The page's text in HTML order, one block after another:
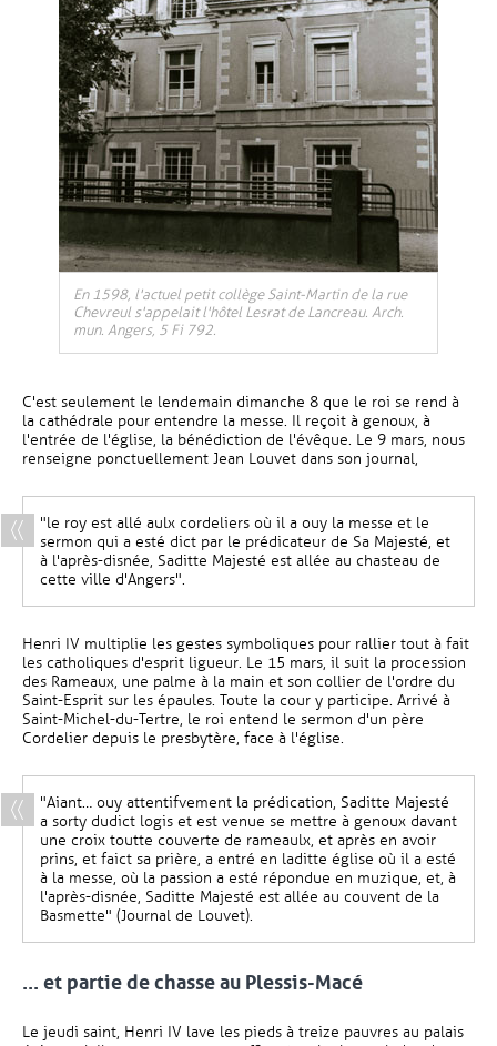
En 1598, l'actuel petit collège Saint-Martin de la rue
Chevreul s'appelait l'hôtel Lesrat de Lancreau. Arch.
mun. Angers, 5 Fi 792.
C'est seulement le lendemain dimanche 8 que le roi se rend à
la cathédrale pour entendre la messe. Il reçoit à genoux, à
l'entrée de l'église, la bénédiction de l'évêque. Le 9 mars, nous
renseigne ponctuellement Jean Louvet dans son journal,
"le roy est allé aulx cordeliers où il a ouy la messe et le
sermon qui a esté dict par le prédicateur de Sa Majesté, et
à l'après-disnée, Saditte Majesté est allée au chasteau de
cette ville d'Angers".
Henri IV multiplie les gestes symboliques pour rallier tout à fait
les catholiques d'esprit ligueur. Le 15 mars, il suit la procession
des Rameaux, une palme à la main et son collier de l'ordre du
Saint-Esprit sur les épaules. Toute la cour y participe. Arrivé à
Saint-Michel-du-Tertre, le roi entend le sermon d'un père
Cordelier depuis le presbytère, face à l'église.
"Aiant… ouy attentifvement la prédication, Saditte Majesté
a sorty dudict logis et est venue se mettre à genoux davant
une croix toutte couverte de rameaulx, et après en avoir
prins, et faict sa prière, a entré en laditte église où il a esté
à la messe, où la passion a esté répondue en muzique, et, à
l'après-disnée, Saditte Majesté est allée au couvent de la
Basmette" (Journal de Louvet).
... et partie de chasse au Plessis-Macé
Le jeudi saint, Henri IV lave les pieds à treize pauvres au palais